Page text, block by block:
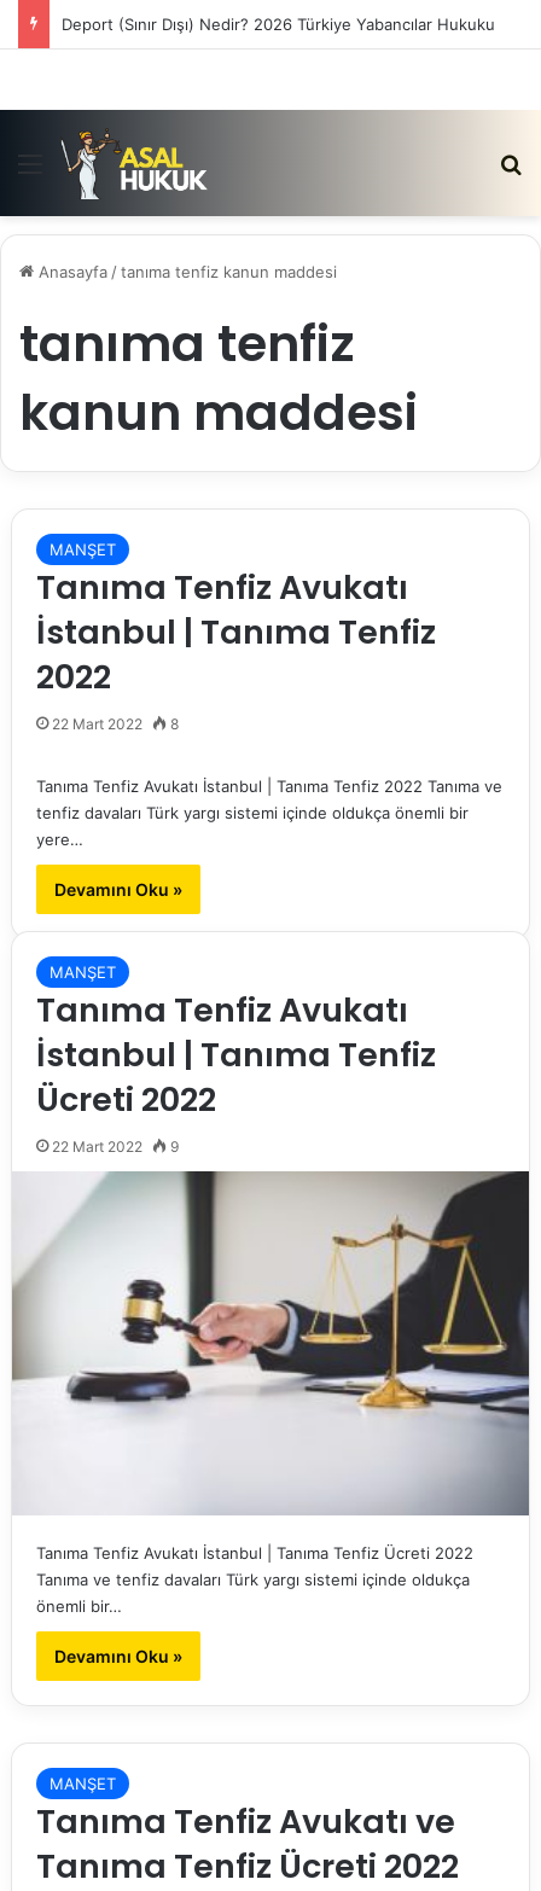
Deport (Sınır Dışı) Nedir? 2026 Türkiye Yabancılar Hukuku
Menü
Anasayfa /tanıma tenfiz kanun maddesi
tanıma tenfiz
kanun maddesi
MANŞET
Tanıma Tenfiz Avukatı
İstanbul | Tanıma Tenfiz
2022
22 Mart 2022 8
Tanıma Tenfiz Avukatı İstanbul | Tanıma Tenfiz 2022 Tanıma ve
tenfiz davaları Türk yargı sistemi içinde oldukça önemli bir
yere…
Devamını Oku »
MANŞET
Tanıma Tenfiz Avukatı
İstanbul | Tanıma Tenfiz
Ücreti 2022
22 Mart 2022 9
Tanıma Tenfiz Avukatı İstanbul | Tanıma Tenfiz Ücreti 2022
Tanıma ve tenfiz davaları Türk yargı sistemi içinde oldukça
önemli bir…
Devamını Oku »
MANŞET
Tanıma Tenfiz Avukatı ve
Tanıma Tenfiz Ücreti 2022